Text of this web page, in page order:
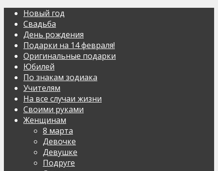
Новый год
Свадьба
День рождения
Подарки на 14 февраля!
Оригинальные подарки
Юбилей
По знакам зодиака
Учителям
На все случаи жизни
Своими руками
Женщинам
8 марта
Девочке
Девушке
Подруге